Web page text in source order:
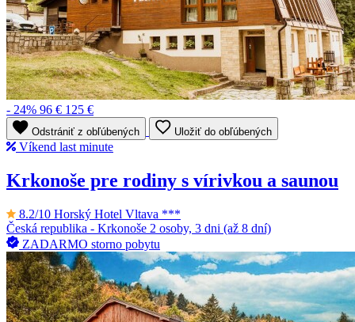
- 24% 96 € 125 €
Odstrániť z obľúbených Uložiť do obľúbených
Víkend last minute
Krkonoše pre rodiny s vírivkou a saunou
8.2/10 Horský Hotel Vltava ***
Česká republika - Krkonoše 2 osoby, 3 dni (až 8 dní)
ZADARMO storno pobytu